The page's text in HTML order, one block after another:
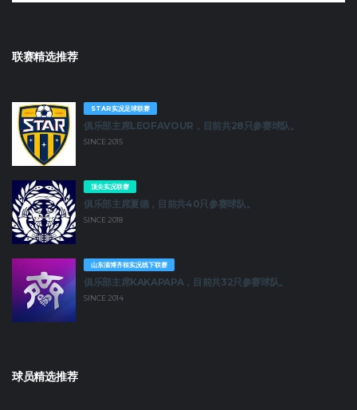
联赛精选推荐
STAR实况足球联赛
俱乐部主席LEOFAVOUR，目前共28只参赛球队。
SINCE 2015
顶尖实况联赛
俱乐部主席夏德，目前共40只参赛球队。
SINCE 2018
山东淄博齐桓实况线下联赛
俱乐部主席KAKAPAPA，目前共32只参赛球队。
SINCE 2014
球员精选推荐